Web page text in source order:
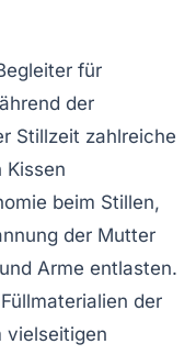
für
der
Stillzeit zahlreiche
Kissen
beim Stillen,
der Mutter
Arme entlasten.
der
vielseitigen